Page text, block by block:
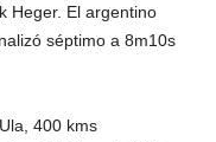
Heger. El argentino
séptimo a 8m10s
400 kms